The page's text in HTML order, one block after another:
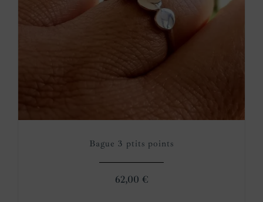
Bague 3 ptits points
62,00 €